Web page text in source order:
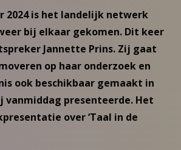
2024 is het landelijk netwerk
bij elkaar gekomen. Dit keer
Jannette Prins. Zij gaat
op haar onderzoek en
ook beschikbaar gemaakt in
vanmiddag presenteerde. Het
over ‘Taal in de